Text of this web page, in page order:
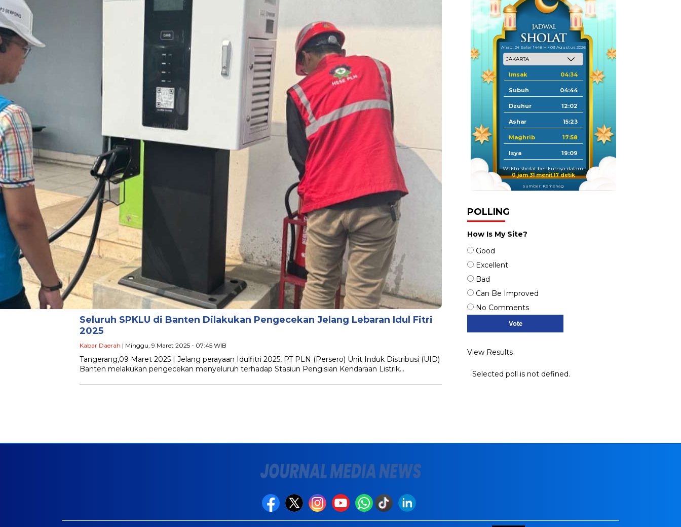
Seluruh SPKLU di Banten Dilakukan Pengecekan Jelang Lebaran Idul Fitri
2025
Kabar Daerah | Minggu, 9 Maret 2025 - 07:45 WIB
Tangerang,09 Maret 2025 | Jelang perayaan Idulfitri 2025, PT PLN (Persero) Unit Induk Distribusi (UID)
Banten melakukan pengecekan menyeluruh terhadap Stasiun Pengisian Kendaraan Listrik…
Ahad, 24 Safar 1448 H / 09 Agustus 2026
Imsak 04:34
Subuh 04:44
Dzuhur 12:02
Ashar 15:23
Maghrib 17:58
Isya 19:09
Waktu sholat berikutnya dalam:
0 jam 31 menit 16 detik
Sumber: Kemenag
POLLING
How Is My Site?
Good
Excellent
Bad
Can Be Improved
No Comments
View Results
Selected poll is not defined.